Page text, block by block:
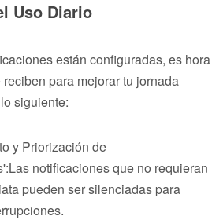
Uso Diario
están configuradas, es hora
para mejorar tu jornada
siguiente:
y Priorización de
notificaciones que no requieran
pueden ser silenciadas para